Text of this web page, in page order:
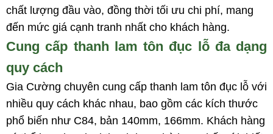
chất lượng đầu vào, đồng thời tối ưu chi phí, mang
đến mức giá cạnh tranh nhất cho khách hàng.
Cung cấp thanh lam tôn đục lỗ đa dạng
quy cách
Gia Cường chuyên cung cấp thanh lam tôn đục lỗ với
nhiều quy cách khác nhau, bao gồm các kích thước
phổ biến như C84, bản 140mm, 166mm. Khách hàng